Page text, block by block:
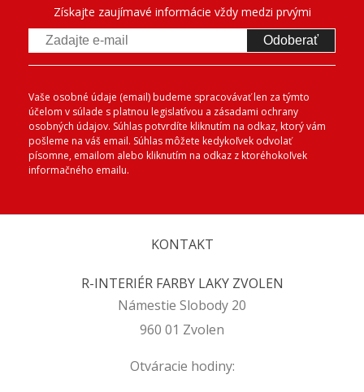
Získajte zaujímavé informácie vždy medzi prvými
Odoberať
Vaše osobné údaje (email) budeme spracovávať len za týmto
účelom v súlade s platnou legislatívou a zásadami ochrany
osobných údajov. Súhlas potvrdíte kliknutím na odkaz, ktorý vám
pošleme na váš email. Súhlas môžete kedykoľvek odvolať
písomne, emailom alebo kliknutím na odkaz z ktoréhokoľvek
informačného emailu.
KONTAKT
R-INTERIÉR FARBY LAKY ZVOLEN
Námestie Slobody 20
960 01 Zvolen
Otváracie hodiny: